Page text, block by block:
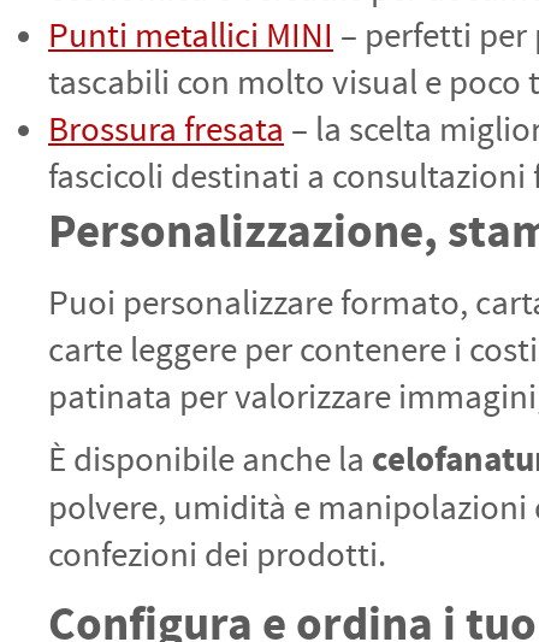
DORSALI TARGHE
PETTORALI NUMERI DA
PETTORALI CON NOME ATLETA
Punti metallici MINI– perfetti
tascabili con molto visual e poco
Brossura fresata– la scelta
fascicoli destinati a
Personalizzazione,
Puoi personalizzare formato,
carte leggere per contenere i
patinata per valorizzare
È disponibile anche la
polvere, umidità e
confezioni dei prodotti.
Configura e ordina i